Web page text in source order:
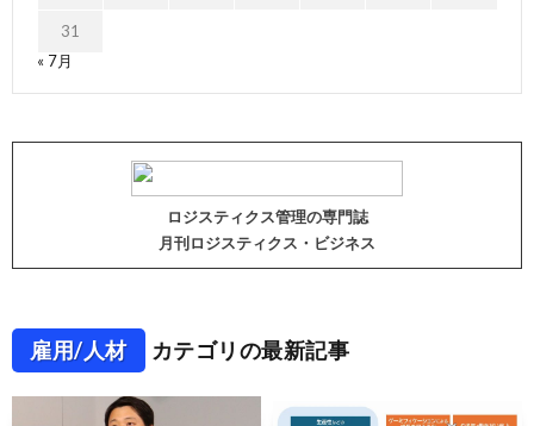
31
« 7月
ロジスティクス管理の専門誌
月刊ロジスティクス・ビジネス
雇用/人材 カテゴリの最新記事